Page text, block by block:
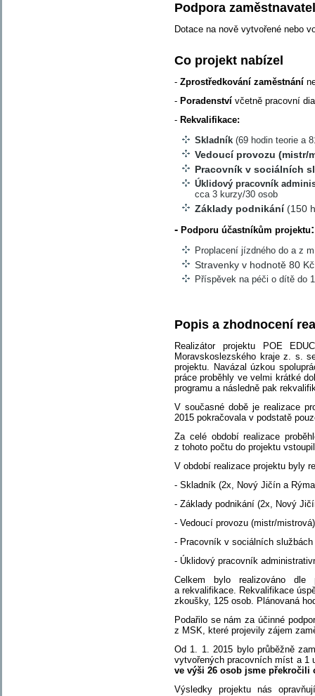
Podpora
Dotace na nově vytvořené nebo
Co projekt nabízel
- Zprostředkování zaměstnání
- Poradenství včetně pracovní
- Rekvalifikace:
Skladník (69 hodin teorie a
Vedoucí provozu (mistr/
Pracovník v sociálních
Úklidový pracovník
cca 3 kurzy/30 osob
Základy podnikání(150
- Podporu účastníkům projektu:
Proplacení jízdného do a z
Stravenky v hodnotě 80
Příspěvek na péči o dítě do
Popis a zhodnocení
Realizátor projektu POE
Moravskoslezského kraje z. s.
projektu. Navázal úzkou
práce proběhly ve velmi krátké
programu a následně pak
V současné době je realizace
2015 pokračovala v podstatě
Za celé období realizace
z tohoto počtu do projektu
V období realizace projektu byly
- Skladník (2x, Nový Jičín a
- Základy podnikání (2x, Nový
- Vedoucí provozu (mistr/
- Pracovník v sociálních
- Úklidový pracovník
Celkem bylo realizováno dle
a rekvalifikace. Rekvalifikace
zkoušky, 125 osob. Plánovaná
Podařilo se nám za účinné
z MSK, které projevily zájem
Od 1. 1. 2015 bylo průběžně
vytvořených pracovních míst a 1
ve výši 26 osob jsme překročili
Výsledky projektu nás